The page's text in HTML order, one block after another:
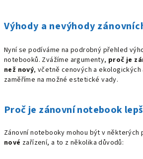
Výhody a nevýhody
Nyní se podíváme na podrobný přehled
notebooků. Zvážíme argumenty, proč je
než nový, včetně cenových a
zaměříme na možné estetické vady.
Proč je zánovní notebook
Zánovní notebooky mohou být v některých
nové zařízení, a to z několika důvodů: